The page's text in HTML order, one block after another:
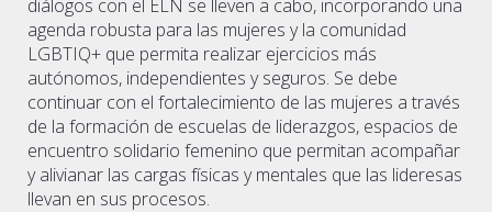
diálogos con el ELN se lleven a cabo, incorporando una
agenda robusta para las mujeres y la comunidad
LGBTIQ+ que permita realizar ejercicios más
autónomos, independientes y seguros. Se debe
continuar con el fortalecimiento de las mujeres a través
de la formación de escuelas de liderazgos, espacios de
encuentro solidario femenino que permitan acompañar
y alivianar las cargas físicas y mentales que las lideresas
llevan en sus procesos.